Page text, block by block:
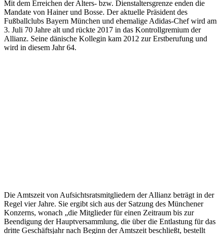
Mit dem Erreichen der Alters- bzw. Dienstaltersgrenze enden die
Mandate von Hainer und Bosse. Der aktuelle Präsident des
Fußballclubs Bayern München und ehemalige Adidas-Chef wird am
3. Juli 70 Jahre alt und rückte 2017 in das Kontrollgremium der
Allianz. Seine dänische Kollegin kam 2012 zur Erstberufung und
wird in diesem Jahr 64.
Die Amtszeit von Aufsichtsratsmitgliedern der Allianz beträgt in der
Regel vier Jahre. Sie ergibt sich aus der Satzung des Münchener
Konzerns, wonach „die Mitglieder für einen Zeitraum bis zur
Beendigung der Hauptversammlung, die über die Entlastung für das
dritte Geschäftsjahr nach Beginn der Amtszeit beschließt, bestellt